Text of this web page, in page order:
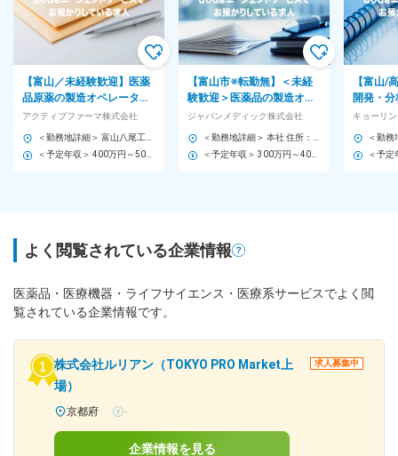
【富山／未経験歓迎】医薬
品原薬の製造オペレーター
※福利厚生充実／年休120日
アクティブファーマ株式会社
【富山市※転勤無】＜未経
験歓迎＞医薬品の製造オペ
レーター◇日勤のみ・基本
土日祝休◇大手企業と取引
あり
ジャパンメディック株式会社
【富山/
開発・
迎◇残業
日◇キ
キョーリ
よく閲覧されている企業情報
医薬品・医療機器・ライフサイエンス・医療系サービスでよく閲
覧されている企業情報です。
株式会社ルリアン（TOKYO PRO Market上
場）
求人募集中
京都府 -
企業情報を見る